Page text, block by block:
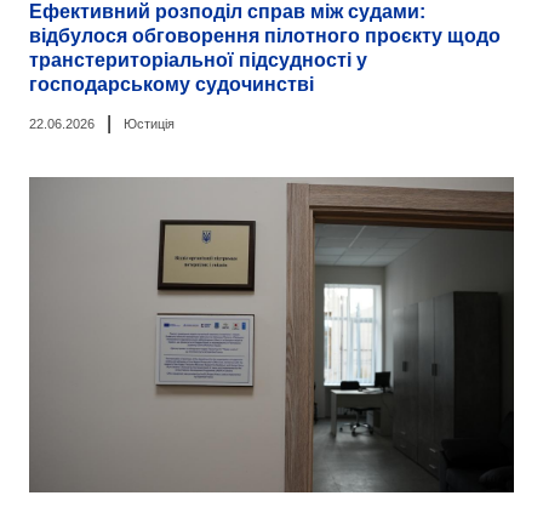
Ефективний розподіл справ між судами:
відбулося обговорення пілотного проєкту щодо
транстериторіальної підсудності у
господарському судочинстві
22.06.2026 Юстиція